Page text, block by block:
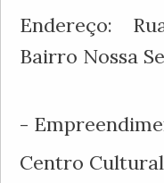
Endereço:
Bairro Nossa
-
Centro